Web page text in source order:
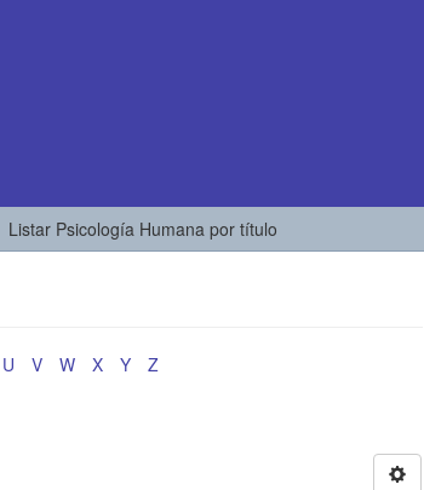
Listar Psicología Humana por título
U V W X Y Z